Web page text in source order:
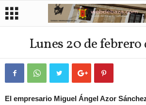
Lunes 20 de febrero
El empresario Miguel Ángel Azor